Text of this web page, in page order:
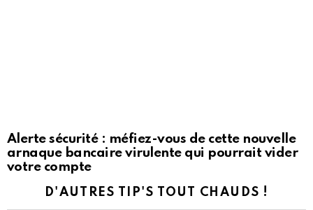
Alerte sécurité : méfiez-vous de cette nouvelle
arnaque bancaire virulente qui pourrait vider
votre compte
D'AUTRES TIP'S TOUT CHAUDS !